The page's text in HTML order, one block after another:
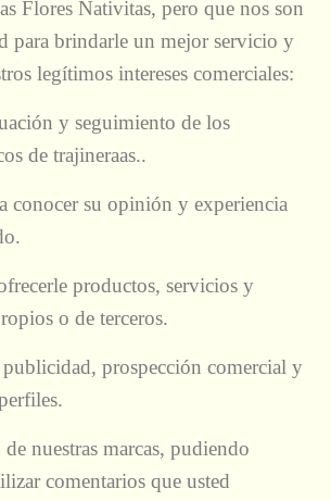
Flores Nativitas, pero que nos son
para brindarle un mejor servicio y
legítimos intereses comerciales:
y seguimiento de los
de trajineraas..
conocer su opinión y experiencia
productos, servicios y
o de terceros.
prospección comercial y
nuestras marcas, pudiendo
comentarios que usted